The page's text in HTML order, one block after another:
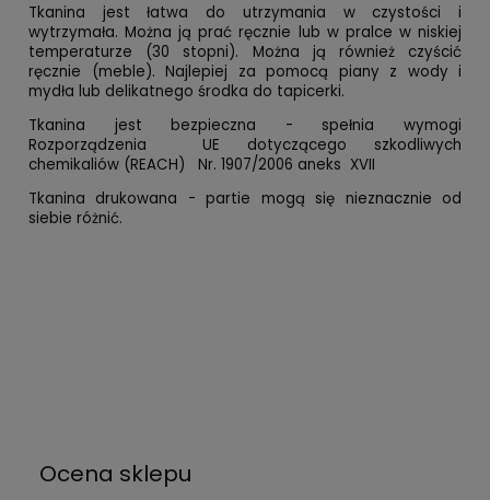
Tkanina jest łatwa do utrzymania w czystości i
wytrzymała. Można ją prać ręcznie lub w pralce w niskiej
temperaturze (30 stopni). Można ją również czyścić
ręcznie (meble). Najlepiej za pomocą piany z wody i
mydła lub delikatnego środka do tapicerki.
Tkanina jest bezpieczna - spełnia wymogi
Rozporządzenia UE dotyczącego szkodliwych
chemikaliów (REACH) Nr. 1907/2006 aneks XVII
Tkanina drukowana - partie mogą się nieznacznie od
siebie różnić.
Ocena sklepu